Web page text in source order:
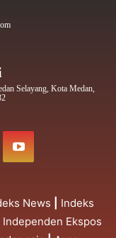
Selayang, Kota Medan,
News
Indeks
Independen Ekspos